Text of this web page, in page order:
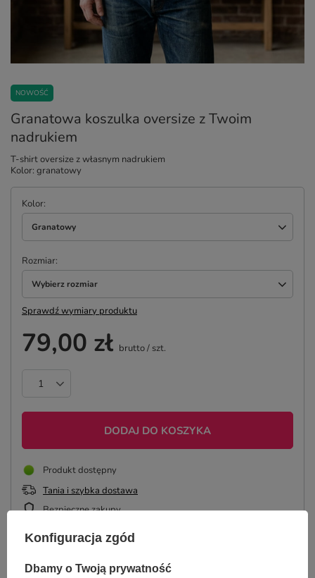
NOWOŚĆ
Granatowa koszulka oversize z Twoim
nadrukiem
T-shirt oversize z własnym nadrukiem
Kolor: granatowy
Kolor
Granatowy
Rozmiar
Wybierz rozmiar
Sprawdź wymiary produktu
79,00 zł brutto/ szt.
DODAJ DO KOSZYKA
Produkt dostępny
Tania i szybka dostawa
Bezpieczne zakupy
ZAPROJEKTUJ KOSZULKĘ
Konfiguracja zgód
Dbamy o Twoją prywatność